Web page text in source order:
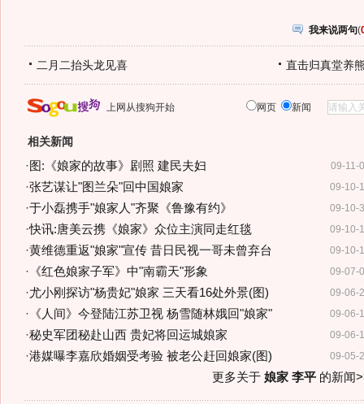
我来说两句(
二月二抬头龙见喜 直击归真堂养
上网从搜狗开始 网页 新闻
相关新闻
09-11-
· 图:《娘家的故事》剧照 建民夫妇
09-10-
·张艺谋让"图兰朵"回中国娘家
09-10-
·于小磊携手"娘家人"齐聚《鲁豫有约》
09-10-
·快讯:唐美云携《娘家》众位主演同走红毯
09-10-
·黄维德重返"娘家"宣传 昔日民视一哥未曾弃台
09-07-
· 《红色娘家子军》中"南霸天"形象
09-06-
·尤小刚探访"杨贵妃"娘家 三天看16处外景(图)
09-06-
· 《人间》今登陆江苏卫视 杨雪随林娥回"娘家"
09-06-
·秘史军团秘赴山西 贵妃将回运城娘家
09-05-
·港媒曝李嘉欣婚姻受考验 被老公赶回娘家(图)
更多关于 娘家 李平的新闻